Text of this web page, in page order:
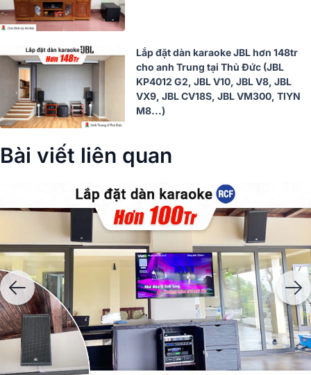
Lắp đặt dàn karaoke JBL hơn 148tr
cho anh Trung tại Thủ Đức (JBL
KP4012 G2, JBL V10, JBL V8, JBL
VX9, JBL CV18S, JBL VM300, TIYN
M8...)
Bài viết liên quan